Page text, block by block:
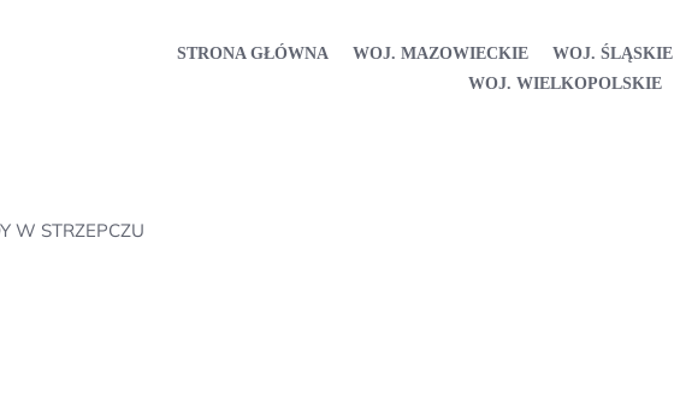
STRONA GŁÓWNA WOJ. MAZOWIECKIE WOJ. ŚLĄSKIE
WOJ. WIELKOPOLSKIE
W STRZEPCZU